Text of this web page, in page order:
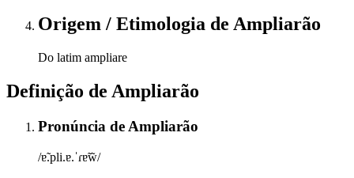
Origem / Etimologia de Ampliarão
Do latim ampliare
Definição de Ampliarão
Pronúncia de Ampliarão
/ɐ̃.pli.ɐ.ˈɾɐ̃w̃/